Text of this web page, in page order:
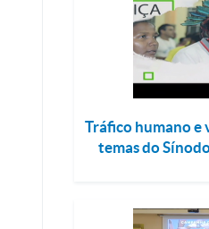
Tráfico humano e
temas do